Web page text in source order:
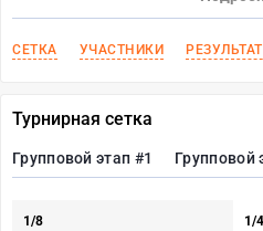
СЕТКА УЧАСТНИКИ
Турнирная сетка
Групповой этап #1 Групповой
1/8 1/4